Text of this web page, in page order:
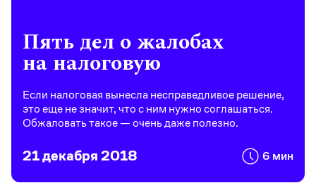
Пять дел о жалобах
на налоговую
Если налоговая вынесла несправедливое решение,
это еще не значит, что с ним нужно соглашаться.
Обжаловать такое — очень даже полезно.
21 декабря 2018 6 мин